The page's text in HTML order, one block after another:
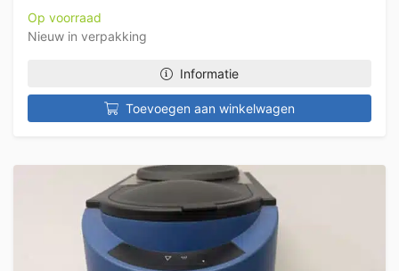
Op voorraad
Nieuw in verpakking
Informatie
Toevoegen aan winkelwagen